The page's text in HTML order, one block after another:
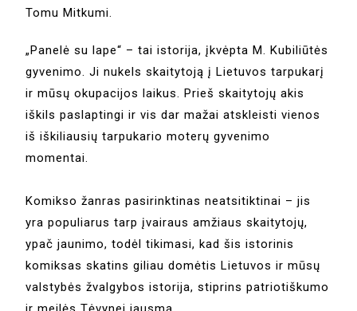
Tomu Mitkumi.
„Panelė su lape“ – tai istorija, įkvėpta M. Kubiliūtės
gyvenimo. Ji nukels skaitytoją į Lietuvos tarpukarį
ir mūsų okupacijos laikus. Prieš skaitytojų akis
iškils paslaptingi ir vis dar mažai atskleisti vienos
iš iškiliausių tarpukario moterų gyvenimo
momentai.
Komikso žanras pasirinktinas neatsitiktinai – jis
yra populiarus tarp įvairaus amžiaus skaitytojų,
ypač jaunimo, todėl tikimasi, kad šis istorinis
komiksas skatins giliau domėtis Lietuvos ir mūsų
valstybės žvalgybos istorija, stiprins patriotiškumo